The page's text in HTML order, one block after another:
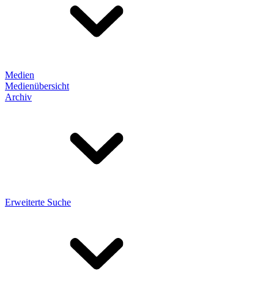
Medien
Medienübersicht
Archiv
Erweiterte Suche